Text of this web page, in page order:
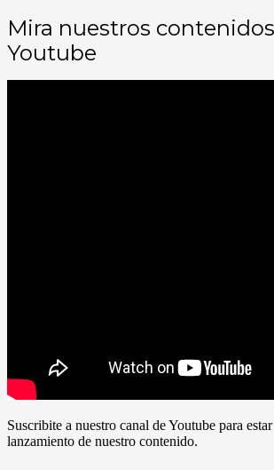
Mira nuestros
Youtube
Suscribite a nuestro canal de Youtube para
lanzamiento de nuestro contenido.